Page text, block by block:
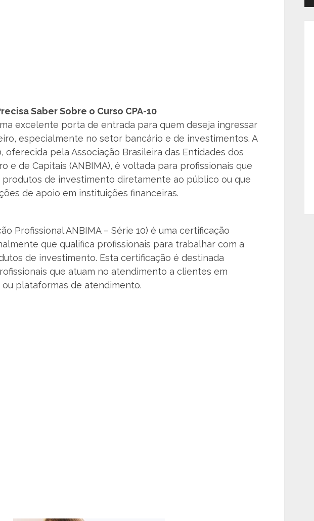
Saber Sobre o Curso CPA-10
excelente porta de entrada para quem deseja ingressar
especialmente no setor bancário e de investimentos. A
oferecida pela Associação Brasileira das Entidades dos
e de Capitais (ANBIMA), é voltada para profissionais que
produtos de investimento diretamente ao público ou que
de apoio em instituições financeiras.
Profissional ANBIMA – Série 10) é uma certificação
que qualifica profissionais para trabalhar com a
de investimento. Esta certificação é destinada
que atuam no atendimento a clientes em
ou plataformas de atendimento.